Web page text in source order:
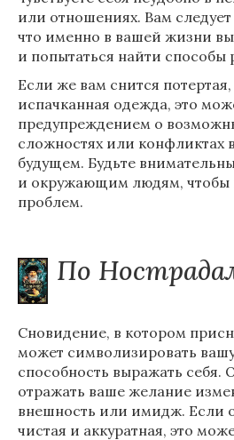
или отношениях. Вам
что именно в вашей жизни
и попытаться найти
Если же вам снится
испачканная одежда, это
предупреждением о
сложностях или
будущем. Будьте
и окружающим людям, чтобы
проблем.
По
Сновидение, в котором
может символизировать
способность выражать себя.
отражать ваше желание
внешность или имидж. Если
чистая и аккуратная, это